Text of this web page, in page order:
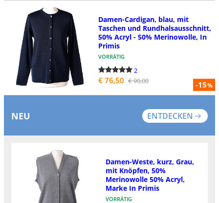
-15%
Damen-Cardigan, blau, mit
Taschen und Rundhalsausschnitt,
50% Acryl - 50% Merinowolle, In
Primis
VORRÄTIG
2
€ 76,50 € 90,00
NEU ENTDECKEN
Damen-Weste, kurz, Grau,
mit Knöpfen, 50%
Merinowolle 50% Acryl,
Marke In Primis
VORRÄTIG